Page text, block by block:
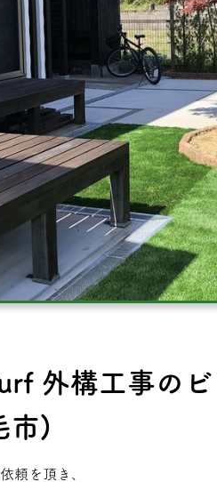
外構工事のビ
市)
頼を頂き、